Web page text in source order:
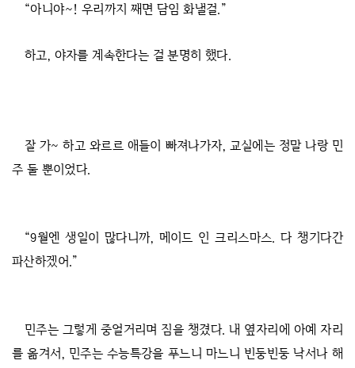
“아니야~! 우리까지 째면 담임 화낼걸.”
하고, 야자를 계속한다는 걸 분명히 했다.
잘 가~ 하고 와르르 애들이 빠져나가자, 교실에는 정말 나랑 민
주 둘 뿐이었다.
“9월엔 생일이 많다니까, 메이드 인 크리스마스. 다 챙기다간
파산하겠어.”
민주는 그렇게 중얼거리며 짐을 챙겼다. 내 옆자리에 아예 자리
를 옮겨서, 민주는 수능특강을 푸느니 마느니 빈둥빈둥 낙서나 해